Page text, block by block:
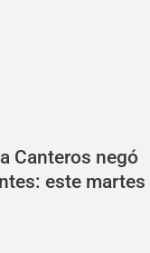
Canteros negó
este martes